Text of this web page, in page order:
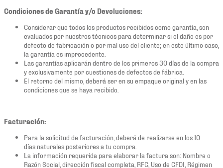
Condiciones de Garantía y/o Devoluciones:
Considerar que todos los productos recibidos como garantía, son
evaluados por nuestros técnicos para determinar si el daño es por
defecto de fabricación o por mal uso del cliente; en este último caso,
la garantía es improcedente.
Las garantías aplicarán dentro de los primeros 30 días de la compra
y exclusivamente por cuestiones de defectos de fábrica.
El retorno del mismo, deberá ser en su empaque original y en las
condiciones que se haya recibido.
Facturación:
Para la solicitud de facturación, deberá de realizarse en los 10
días naturales posteriores a tu compra.
La información requerida para elaborar la factura son: Nombre o
Razón Social, dirección fiscal completa, RFC, Uso de CFDI, Régimen